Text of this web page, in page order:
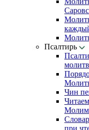
Псалтирь
Чин
при